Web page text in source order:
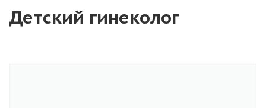
Детский гинеколог